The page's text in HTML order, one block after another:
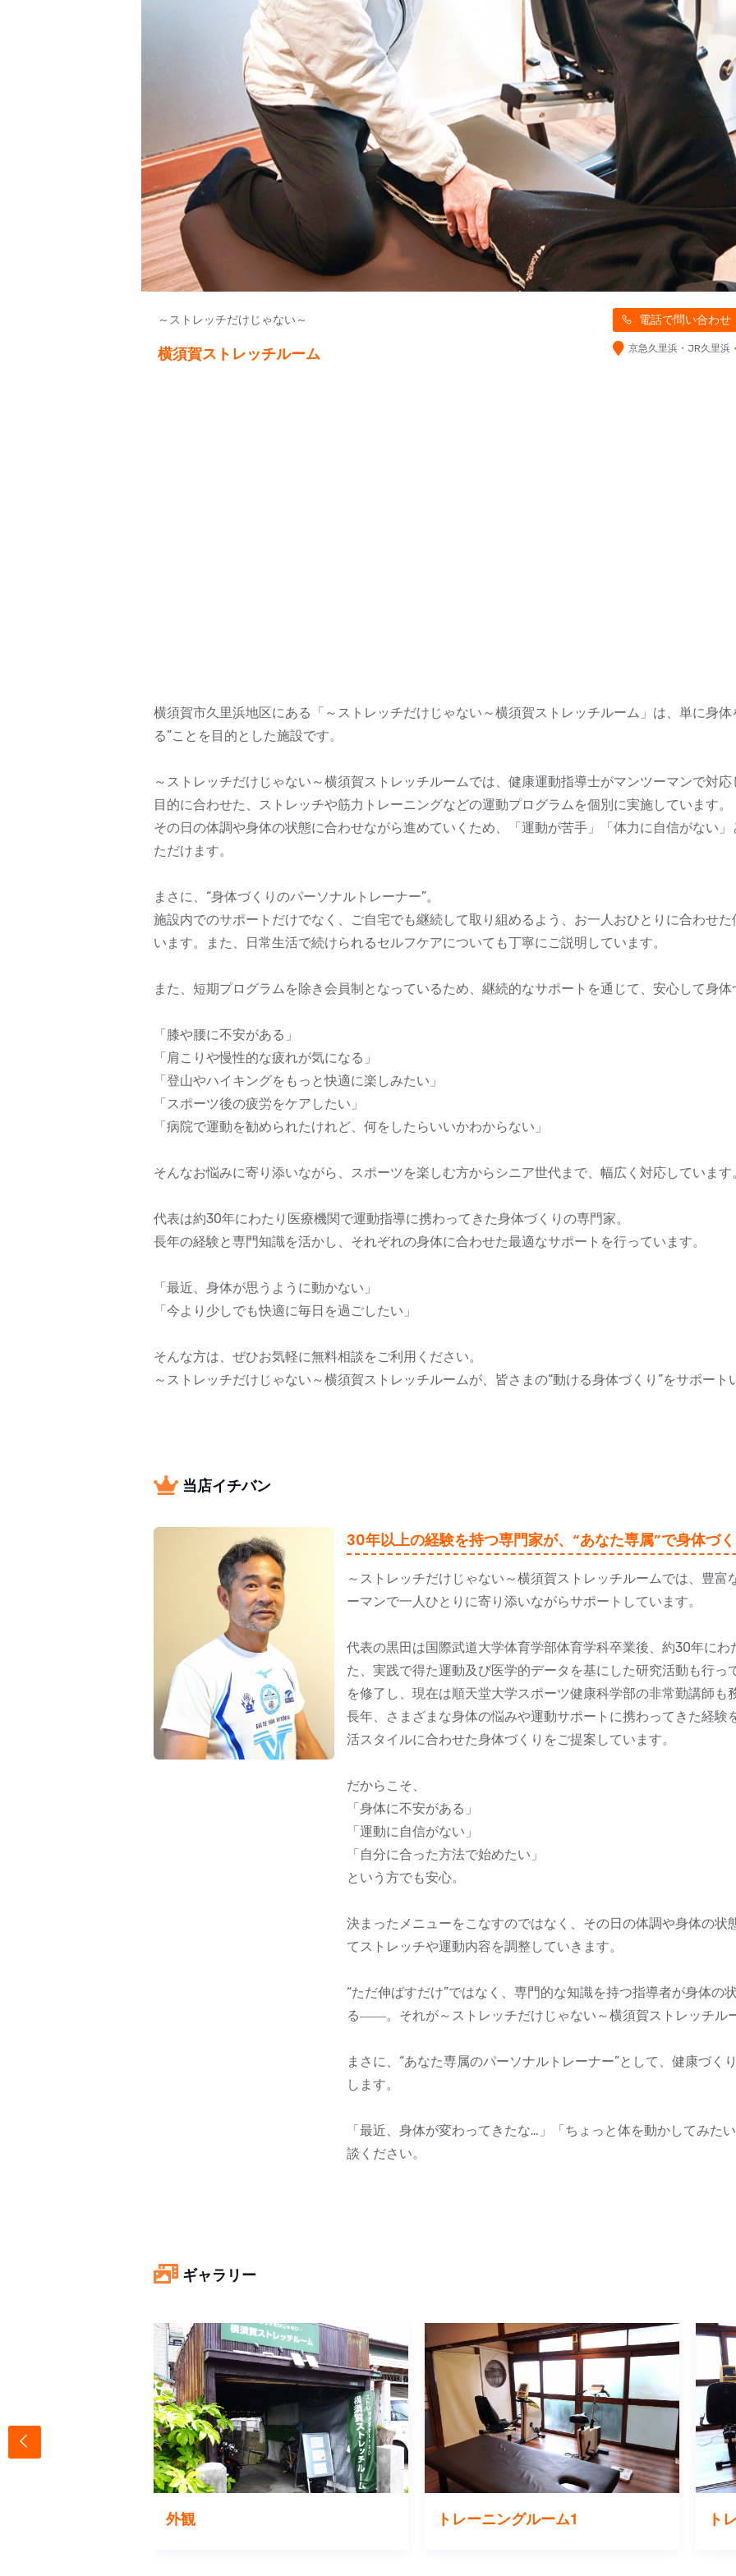
～ストレッチだけじゃない～
横須賀ストレッチルーム
電話で問い合わせ
京急久里浜・JR久里浜
横須賀市久里浜地区にある「～ストレッチだけじゃない～横須賀ストレッチルーム」は、単に身体
る”ことを目的とした施設です。
～ストレッチだけじゃない～横須賀ストレッチルームでは、健康運動指導士がマンツーマンで対
目的に合わせた、ストレッチや筋力トレーニングなどの運動プログラムを個別に実施しています。
その日の体調や身体の状態に合わせながら進めていくため、「運動が苦手」「体力に自信がない
ただけます。
まさに、“身体づくりのパーソナルトレーナー”。
施設内でのサポートだけでなく、ご自宅でも継続して取り組めるよう、お一人おひとりに合わせ
います。また、日常生活で続けられるセルフケアについても丁寧にご説明しています。
また、短期プログラムを除き会員制となっているため、継続的なサポートを通じて、安心して身体
「膝や腰に不安がある」
「肩こりや慢性的な疲れが気になる」
「登山やハイキングをもっと快適に楽しみたい」
「スポーツ後の疲労をケアしたい」
「病院で運動を勧められたけれど、何をしたらいいかわからない」
そんなお悩みに寄り添いながら、スポーツを楽しむ方からシニア世代まで、幅広く対応しています
代表は約30年にわたり医療機関で運動指導に携わってきた身体づくりの専門家。
長年の経験と専門知識を活かし、それぞれの身体に合わせた最適なサポートを行っています。
「最近、身体が思うように動かない」
「今より少しでも快適に毎日を過ごしたい」
そんな方は、ぜひお気軽に無料相談をご利用ください。
～ストレッチだけじゃない～横須賀ストレッチルームが、皆さまの“動ける身体づくり”をサポート
当店イチバン
30年以上の経験を持つ専門家が、“あなた専属”で身体づ
～ストレッチだけじゃない～横須賀ストレッチルームでは、豊富
ーマンで一人ひとりに寄り添いながらサポートしています。
代表の黒田は国際武道大学体育学部体育学科卒業後、約30年にわ
た、実践で得た運動及び医学的データを基にした研究活動も行っ
を修了し、現在は順天堂大学スポーツ健康科学部の非常勤講師も
長年、さまざまな身体の悩みや運動サポートに携わってきた経験
活スタイルに合わせた身体づくりをご提案しています。
だからこそ、
「身体に不安がある」
「運動に自信がない」
「自分に合った方法で始めたい」
という方でも安心。
決まったメニューをこなすのではなく、その日の体調や身体の状
てストレッチや運動内容を調整していきます。
“ただ伸ばすだけ”ではなく、専門的な知識を持つ指導者が身体の
る――。それが～ストレッチだけじゃない～横須賀ストレッチル
まさに、“あなた専属のパーソナルトレーナー”として、健康づく
します。
「最近、身体が変わってきたな…」「ちょっと体を動かしてみた
談ください。
ギャラリー
外観 トレーニングルーム1 ト